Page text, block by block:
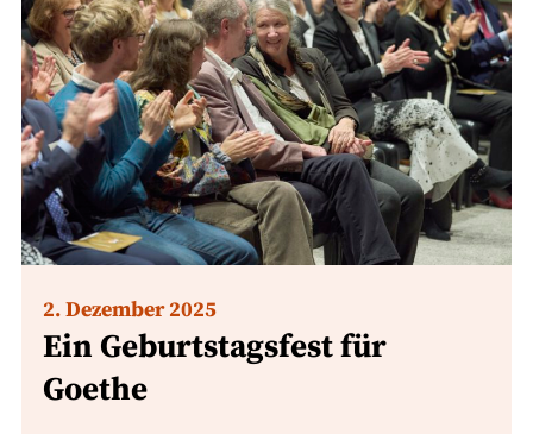
2. Dezember 2025
Ein Geburtstagsfest für
Goethe